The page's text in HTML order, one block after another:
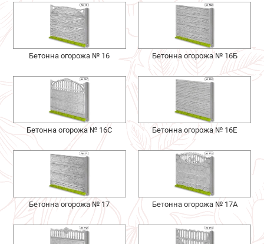
Бетонна огорожа № 16 Бетонна огорожа № 16Б
Бетонна огорожа № 16С Бетонна огорожа № 16Е
Бетонна огорожа № 17 Бетонна огорожа № 17А